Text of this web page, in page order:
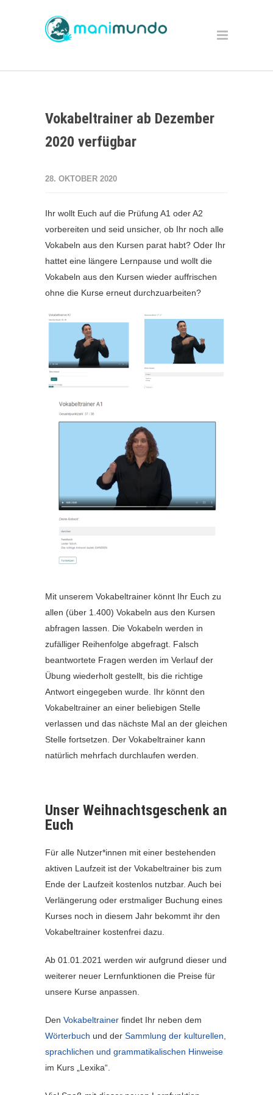
Vokabeltrainer ab Dezember
2020 verfügbar
28. OKTOBER 2020
Ihr wollt Euch auf die Prüfung A1 oder A2
vorbereiten und seid unsicher, ob Ihr noch alle
Vokabeln aus den Kursen parat habt? Oder Ihr
hattet eine längere Lernpause und wollt die
Vokabeln aus den Kursen wieder auffrischen
ohne die Kurse erneut durchzuarbeiten?
Mit unserem Vokabeltrainer könnt Ihr Euch zu
allen (über 1.400) Vokabeln aus den Kursen
abfragen lassen. Die Vokabeln werden in
zufälliger Reihenfolge abgefragt. Falsch
beantwortete Fragen werden im Verlauf der
Übung wiederholt gestellt, bis die richtige
Antwort eingegeben wurde. Ihr könnt den
Vokabeltrainer an einer beliebigen Stelle
verlassen und das nächste Mal an der gleichen
Stelle fortsetzen. Der Vokabeltrainer kann
natürlich mehrfach durchlaufen werden.
Unser Weihnachtsgeschenk an
Euch
Für alle Nutzer*innen mit einer bestehenden
aktiven Laufzeit ist der Vokabeltrainer bis zum
Ende der Laufzeit kostenlos nutzbar. Auch bei
Verlängerung oder erstmaliger Buchung eines
Kurses noch in diesem Jahr bekommt ihr den
Vokabeltrainer kostenfrei dazu.
Ab 01.01.2021 werden wir aufgrund dieser und
weiterer neuer Lernfunktionen die Preise für
unsere Kurse anpassen.
Den Vokabeltrainer findet Ihr neben dem
Wörterbuch und der Sammlung der kulturellen,
sprachlichen und grammatikalischen Hinweise
im Kurs „Lexika“.